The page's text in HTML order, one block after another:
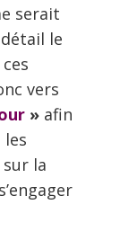
serait
le
vers
» afin
les
la